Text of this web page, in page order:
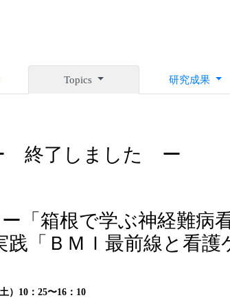
Topics 研究成果
終了しました ー
「箱根で学ぶ神経難病
「ＢＭＩ最前線と看護
）10：25〜16：10